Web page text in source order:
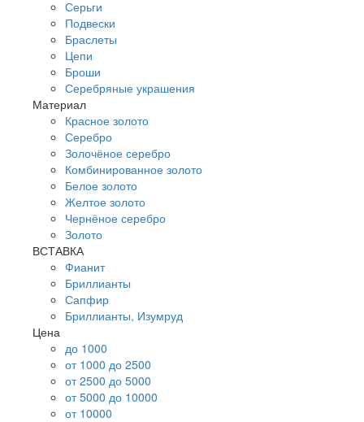
Серьги
Подвески
Браслеты
Цепи
Броши
Серебряные украшения
Материал
Красное золото
Серебро
Золочёное серебро
Комбинированное золото
Белое золото
Желтое золото
Чернёное серебро
Золото
ВСТАВКА
Фианит
Бриллианты
Сапфир
Бриллианты, Изумруд
Цена
до 1000
от 1000 до 2500
от 2500 до 5000
от 5000 до 10000
от 10000